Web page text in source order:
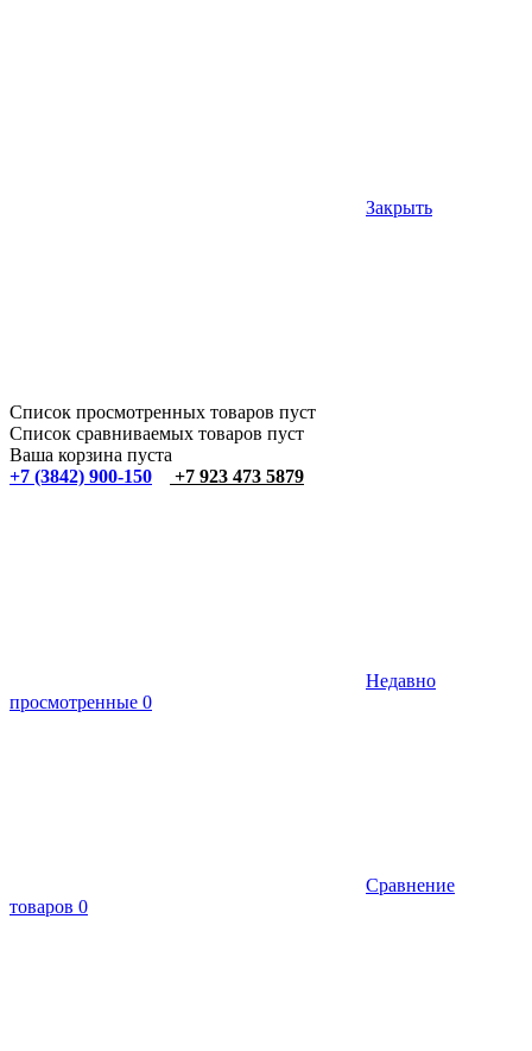
Закрыть
Список просмотренных товаров пуст
Список сравниваемых товаров пуст
Ваша корзина пуста
+7 (3842) 900-150
+7 923 473 5879
Недавно
просмотренные 0
Сравнение
товаров 0